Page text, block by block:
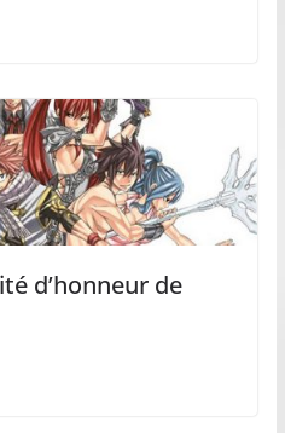
d’honneur de